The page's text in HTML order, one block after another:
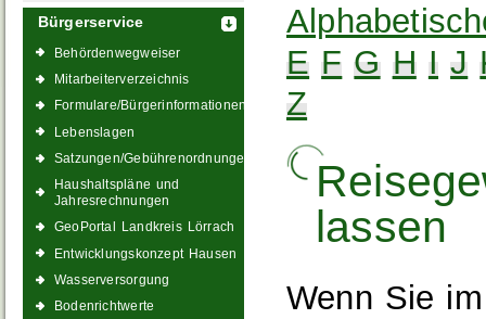
Bürgerservice
Behördenwegweiser
Mitarbeiterverzeichnis
Formulare/Bürgerinformationen
Lebenslagen
Satzungen/Gebührenordnungen
Haushaltspläne und
Jahresrechnungen
GeoPortal Landkreis Lörrach
Entwicklungskonzept Hausen
Wasserversorgung
Bodenrichtwerte
E F G H I J
Z
lassen
Wenn Sie